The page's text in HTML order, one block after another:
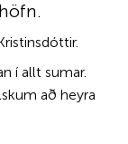
í allt sumar.
að heyra